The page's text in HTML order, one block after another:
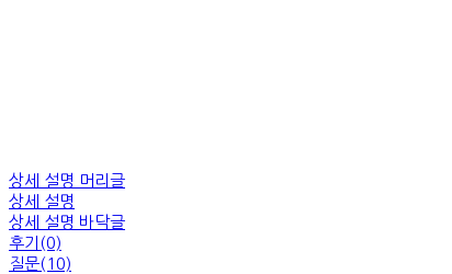
상세 설명 머리글
상세 설명
상세 설명 바닥글
후기(0)
질문(10)